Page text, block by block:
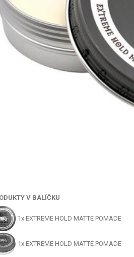
V BALÍČKU
1x EXTREME HOLD MATTE POMADE
1x EXTREME HOLD MATTE POMADE